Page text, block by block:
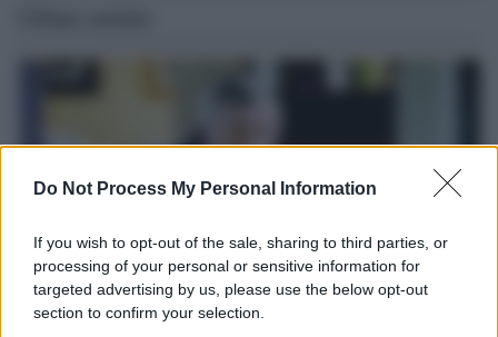
Do Not Process My Personal Information
If you wish to opt-out of the sale, sharing to third parties, or
processing of your personal or sensitive information for
targeted advertising by us, please use the below opt-out
section to confirm your selection.